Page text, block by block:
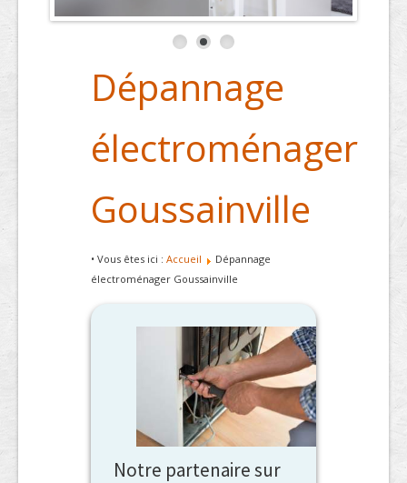
Dépannage
électroménager
Goussainville
• Vous êtes ici : Accueil
Dépannage
électroménager Goussainville
Notre partenaire sur